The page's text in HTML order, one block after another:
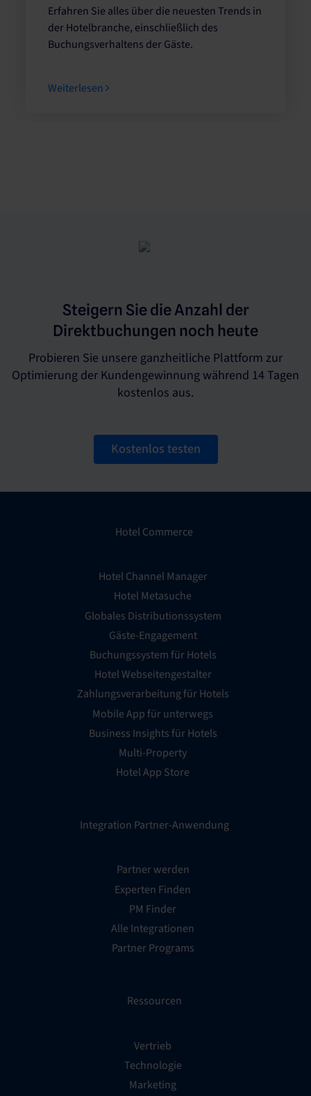
Erfahren Sie alles über die neuesten Trends in
der Hotelbranche, einschließlich des
Buchungsverhaltens der Gäste.
Weiterlesen
Steigern Sie die Anzahl der
Direktbuchungen noch heute
Probieren Sie unsere ganzheitliche Plattform zur
Optimierung der Kundengewinnung während 14 Tagen
kostenlos aus.
Kostenlos testen
Hotel Commerce
Hotel Channel Manager
Hotel Metasuche
Globales Distributionssystem
Gäste-Engagement
Buchungssystem für Hotels
Hotel Webseitengestalter
Zahlungsverarbeitung für Hotels
Mobile App für unterwegs
Business Insights für Hotels
Multi-Property
Hotel App Store
Integration Partner-Anwendung
Partner werden
Experten Finden
PM Finder
Alle Integrationen
Partner Programs
Ressourcen
Vertrieb
Technologie
Marketing